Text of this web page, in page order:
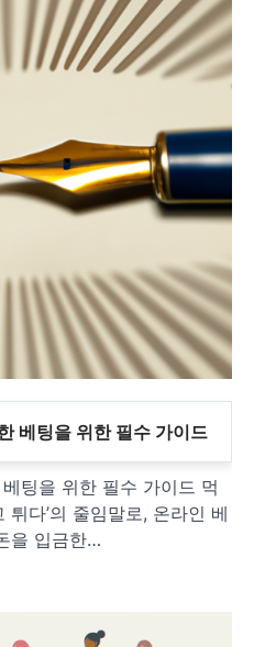
베팅을 위한 필수 가이드
팅을 위한 필수 가이드 먹
튀다’의 줄임말로, 온라인 베
을 입금한…